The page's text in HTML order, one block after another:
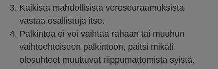
Kaikista mahdollisista veroseuraamuksista
vastaa osallistuja itse.
Palkintoa ei voi vaihtaa rahaan tai muuhun
vaihtoehtoiseen palkintoon, paitsi mikäli
olosuhteet muuttuvat riippumattomista syistä.